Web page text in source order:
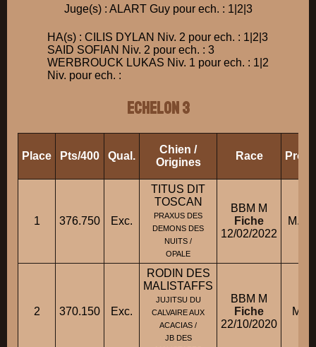
Juge(s) : ALART Guy pour ech. : 1|2|3
HA(s) : CILIS DYLAN Niv. 2 pour ech. : 1|2|3
SAID SOFIAN Niv. 2 pour ech. : 3
WERBROUCK LUKAS Niv. 1 pour ech. : 1|2
Niv. pour ech. :
ECHELON 3
Place Pts/400 Qual.
Chien /
Origines
Race
1 376.750 Exc.
TITUS DIT
TOSCAN
PRAXUS DES
DEMONS DES
NUITS /
OPALE
BBM M
Fiche
12/02/2022
M.
2 370.150 Exc.
RODIN DES
MALISTAFFS
JUJITSU DU
CALVAIRE AUX
ACACIAS /
JB DES
BBM M
Fiche
22/10/2020
M.